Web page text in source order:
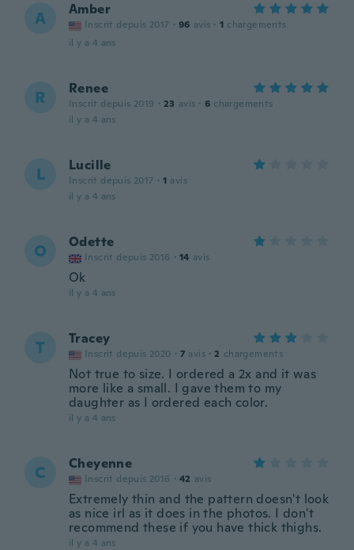
A Amber
Inscrit depuis 2017 · 96 avis · 1 chargements
il y a 4 ans
R Renee
Inscrit depuis 2019 · 23 avis · 6 chargements
il y a 4 ans
L Lucille
Inscrit depuis 2017 · 1 avis
il y a 4 ans
O Odette
Inscrit depuis 2016 · 14 avis
Ok
il y a 4 ans
T Tracey
Inscrit depuis 2020 · 7 avis · 2 chargements
Not true to size. I ordered a 2x and it was
more like a small. I gave them to my
daughter as I ordered each color.
il y a 4 ans
C Cheyenne
Inscrit depuis 2016 · 42 avis
Extremely thin and the pattern doesn't look
as nice irl as it does in the photos. I don't
recommend these if you have thick thighs.
il y a 4 ans